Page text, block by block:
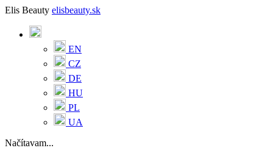
Elis Beauty elisbeauty.sk
EN
CZ
DE
HU
PL
UA
Načítavam...